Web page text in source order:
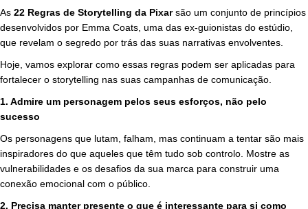
As 22 Regras de Storytelling da Pixarsão um conjunto de princípios
desenvolvidos por Emma Coats, uma das ex-guionistas do estúdio,
que revelam o segredo por trás das suas narrativas envolventes.
Hoje, vamos explorar como essas regras podem ser aplicadas para
fortalecer o storytelling nas suas campanhas de comunicação.
1. Admire um personagem pelos seus esforços, não pelo
sucesso
Os personagens que lutam, falham, mas continuam a tentar são mais
inspiradores do que aqueles que têm tudo sob controlo. Mostre as
vulnerabilidades e os desafios da sua marca para construir uma
conexão emocional com o público.
2. Precisa manter presente o que é interessante para si como